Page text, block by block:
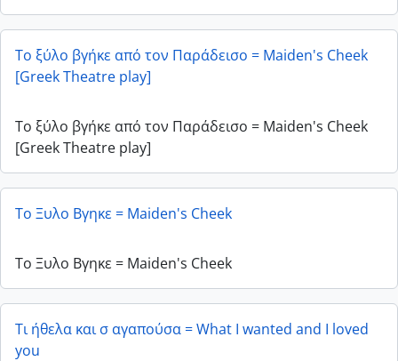
Το ξύλο βγήκε από τον Παράδεισο = Maiden's Cheek
[Greek Theatre play]
Το ξύλο βγήκε από τον Παράδεισο = Maiden's Cheek
[Greek Theatre play]
Το Ξυλο Βγηκε = Maiden's Cheek
Το Ξυλο Βγηκε = Maiden's Cheek
Τι ήθελα και σ αγαπούσα = What I wanted and I loved
you